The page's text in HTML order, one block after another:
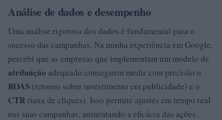
Análise de dados e desempenho
Uma análise rigorosa dos dados é fundamental para o
sucesso das campanhas. Na minha experiência em Google,
percebi que as empresas que implementam um modelo de
atribuição adequado conseguem medir com precisão o
ROAS (retorno sobre investimento em publicidade) e o
CTR (taxa de cliques). Isso permite ajustes em tempo real
nas suas campanhas, aumentando a eficácia das ações.